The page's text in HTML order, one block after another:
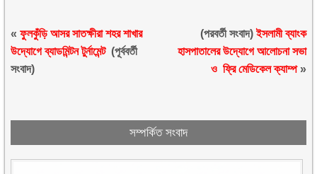
«ফুলকুঁড়ি আসর সাতক্ষীরা শহর শাখার
উদ্যোগে ব্যাডমিন্টন টুর্নামেন্ট (পূর্ববর্তী
সংবাদ)
(পরবর্তী সংবাদ)ইসলামী ব্যাংক
হাসপাতালের উদ্যোগে আলোচনা সভা
ও ফ্রি মেডিকেল ক্যাম্প»
সম্পর্কিত সংবাদ